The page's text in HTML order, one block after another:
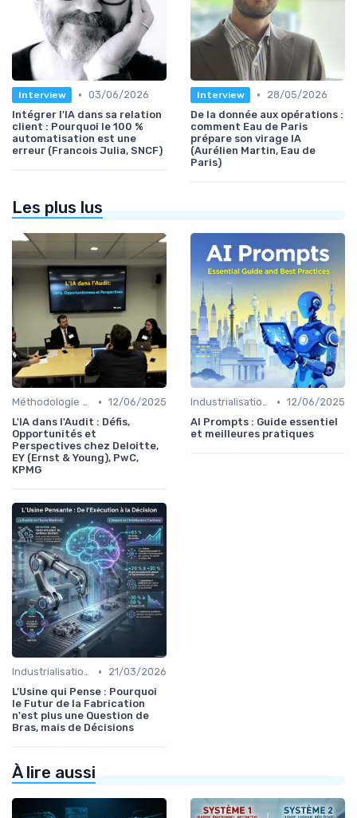
Interview • 03/06/2026
Intégrer l'IA dans sa relation
client : Pourquoi le 100 %
automatisation est une
erreur (Francois Julia, SNCF)
Interview •
28/05/2026
De la donnée aux opérations :
comment Eau de Paris
prépare son virage IA
(Aurélien Martin, Eau de
Paris)
Les plus lus
Méthodologie de déploiement IA • 12/06/2025
L'IA dans l'Audit : Défis,
Opportunités et
Perspectives chez Deloitte,
EY (Ernst & Young), PwC,
KPMG
Industrialisation des process par IA • 12/06/2025
AI Prompts : Guide essentiel
et meilleures pratiques
Industrialisation des process par IA •
21/03/2026
L'Usine qui Pense : Pourquoi
le Futur de la Fabrication
n'est plus une Question de
Bras, mais de Décisions
À lire aussi